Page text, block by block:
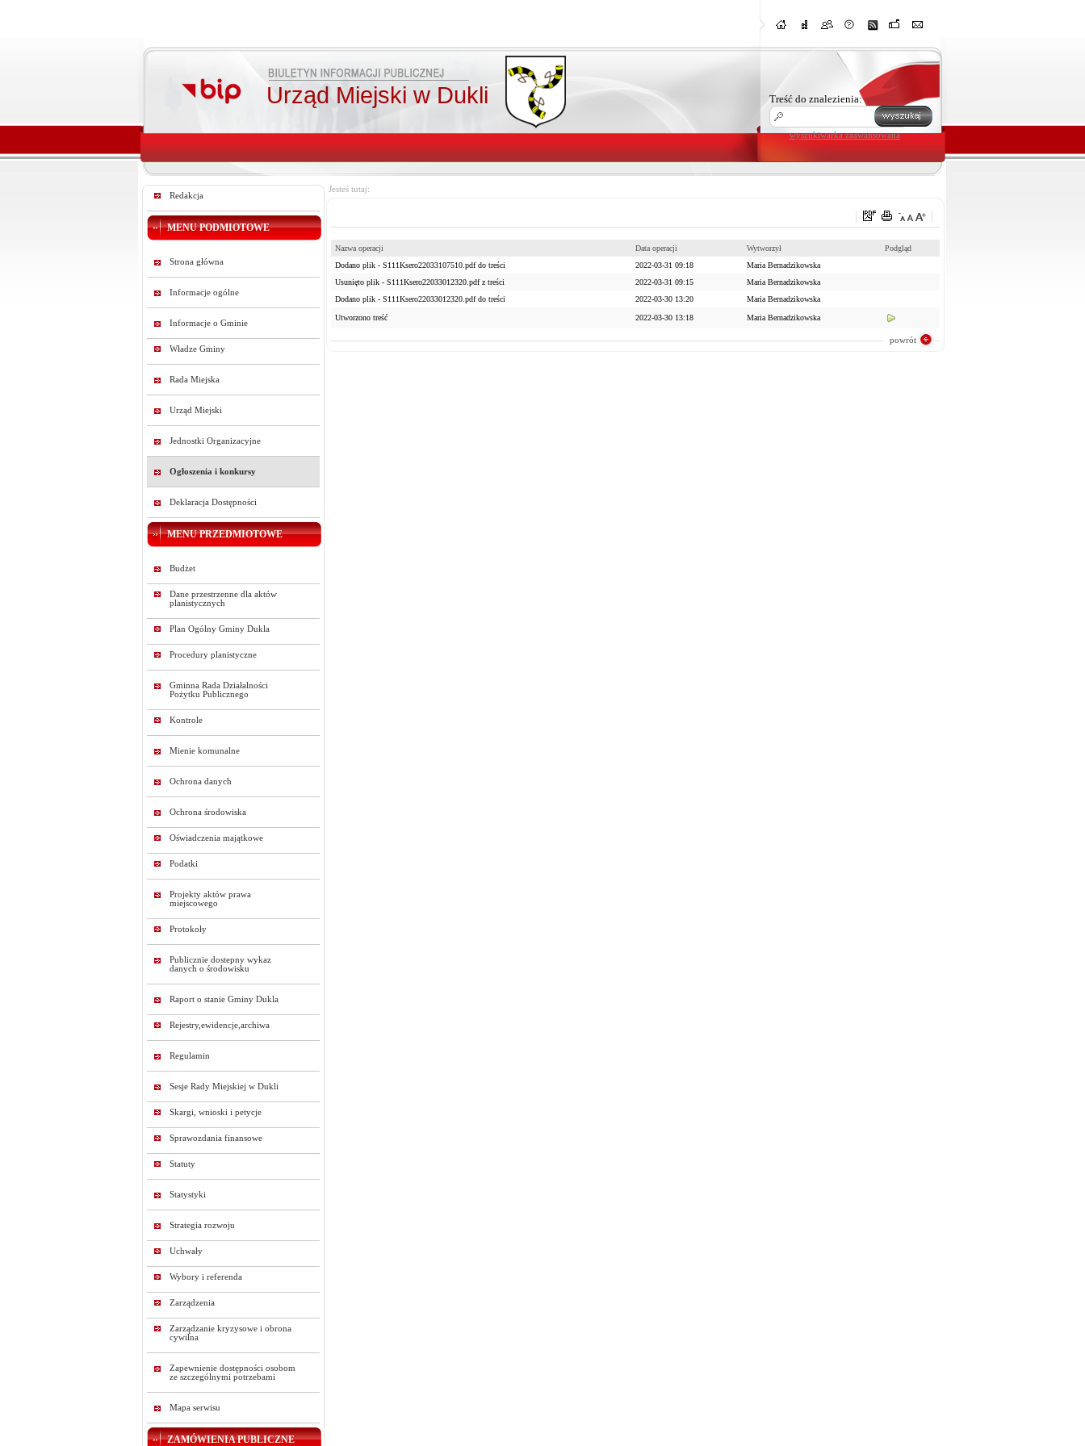
Urząd Miejski w Dukli Treść do znalezienia:
wyszukiwarka zaawansowana
Redakcja
MENU PODMIOTOWE
Strona główna
Informacje ogólne
Informacje o Gminie
Władze Gminy
Rada Miejska
Urząd Miejski
Jednostki Organizacyjne
Ogłoszenia i konkursy
Deklaracja Dostępności
MENU PRZEDMIOTOWE
Budżet
Dane przestrzenne dla aktów
planistycznych
Plan Ogólny Gminy Dukla
Procedury planistyczne
Gminna Rada Działalności
Pożytku Publicznego
Kontrole
Mienie komunalne
Ochrona danych
Ochrona środowiska
Oświadczenia majątkowe
Podatki
Projekty aktów prawa
miejscowego
Protokoły
Publicznie dostepny wykaz
danych o środowisku
Raport o stanie Gminy Dukla
Rejestry,ewidencje,archiwa
Regulamin
Sesje Rady Miejskiej w Dukli
Skargi, wnioski i petycje
Sprawozdania finansowe
Statuty
Statystyki
Strategia rozwoju
Uchwały
Wybory i referenda
Zarządzenia
Zarządzanie kryzysowe i obrona
cywilna
Zapewnienie dostępności osobom
ze szczególnymi potrzebami
Mapa serwisu
ZAMÓWIENIA PUBLICZNE
Jesteś tutaj:
Nazwa operacji Data operacji Wytworzył
Podgląd
Dodano plik - S111Ksero22033107510.pdf do treści
2022-03-31 09:18
Maria Bernadzikowska
Usunięto plik - S111Ksero22033012320.pdf z treści
2022-03-31 09:15
Maria Bernadzikowska
Dodano plik - S111Ksero22033012320.pdf do treści
2022-03-30 13:20 Maria Bernadzikowska
Utworzono treść 2022-03-30 13:18 Maria Bernadzikowska
powrót